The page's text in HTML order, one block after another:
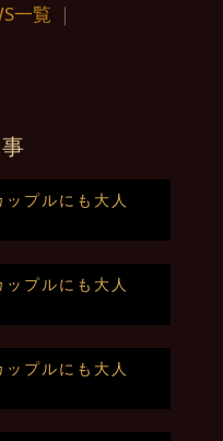
一覧 ｜
プルにも大人
プルにも大人
プルにも大人